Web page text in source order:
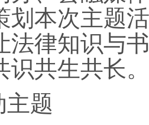
划本次主题
法律知识与
识共生共长。
主题